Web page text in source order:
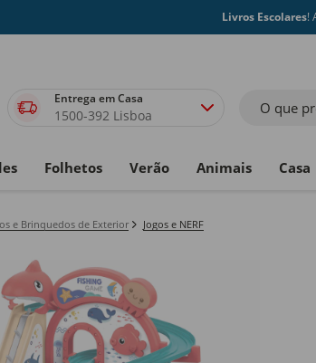
Livros Escolares!
Entrega em Casa
1500-392 Lisboa O que
Folhetos Verão Animais Casa
e Brinquedos de Exterior Jogos e NERF